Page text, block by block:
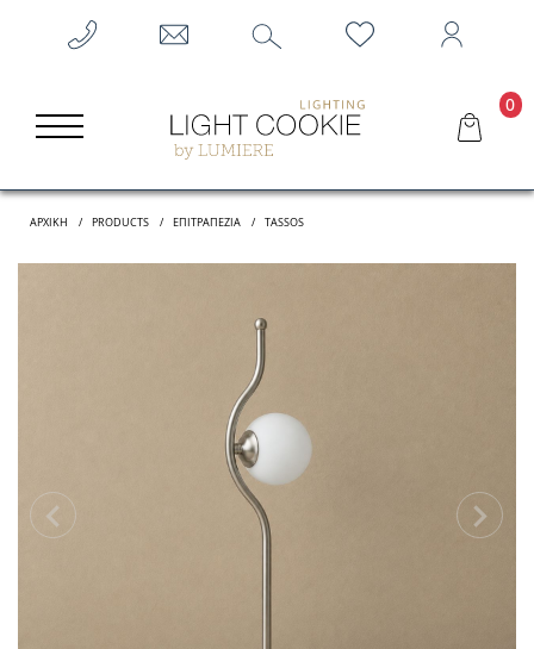
0
ΑΡΧΙΚΗ PRODUCTS ΕΠΙΤΡΑΠΈΖΙΑ TASSOS